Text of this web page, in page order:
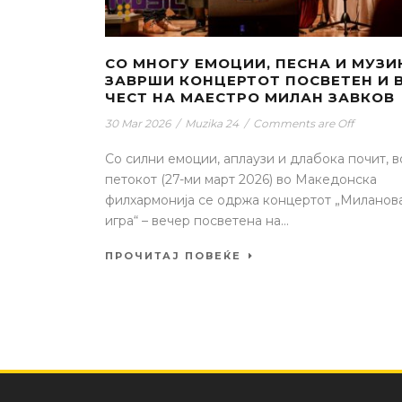
СО МНОГУ ЕМОЦИИ, ПЕСНА И
ЗАВРШИ КОНЦЕРТОТ ПОСВЕТЕН И
ЧЕСТ НА МАЕСТРО МИЛАН ЗАВКОВ
30 Mar 2026 / Muzika 24 / Comments are Off
Со силни емоции, аплаузи и длабока почит,
петокот (27-ми март 2026) во Македонска
филхармонија се одржа концертот
игра“ – вечер посветена на...
ПРОЧИТАЈ ПОВЕЌЕ